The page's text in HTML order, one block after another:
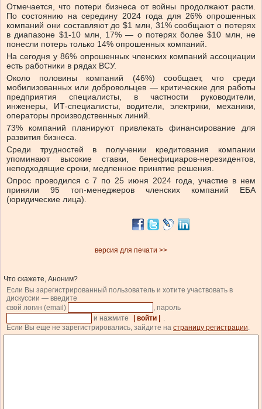
Отмечается, что потери бизнеса от войны продолжают расти.
По состоянию на середину 2024 года для 26% опрошенных
компаний они составляют до $1 млн, 31% сообщают о потерях
в диапазоне $1-10 млн, 17% — о потерях более $10 млн, не
понесли потерь только 14% опрошенных компаний.
На сегодня у 86% опрошенных членских компаний ассоциации
есть работники в рядах ВСУ.
Около половины компаний (46%) сообщает, что среди
мобилизованных или добровольцев — критические для работы
предприятия специалисты, в частности руководители,
инженеры, ИТ-специалисты, водители, электрики, механики,
операторы производственных линий.
73% компаний планируют привлекать финансирование для
развития бизнеса.
Среди трудностей в получении кредитования компании
упоминают высокие ставки, бенефициаров-нерезидентов,
неподходящие сроки, медленное принятие решения.
Опрос проводился с 7 по 25 июня 2024 года, участие в нем
приняли 95 топ-менеджеров членских компаний ЕБА
(юридические лица).
версия для печати >>
Что скажете, Аноним?
Если Вы зарегистрированный пользователь и хотите участвовать в
дискуссии — введите
свой логин (email)
, пароль
и нажмите
| войти |
.
Если Вы еще не зарегистрировались, зайдите на страницу регистрации.